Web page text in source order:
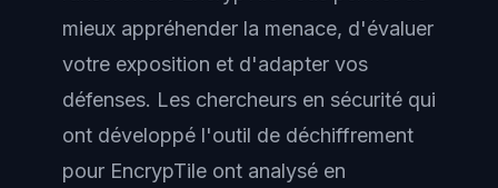
mieux appréhender la menace, d'évaluer
votre exposition et d'adapter vos
défenses. Les chercheurs en sécurité qui
ont développé l'outil de déchiffrement
pour EncrypTile ont analysé en